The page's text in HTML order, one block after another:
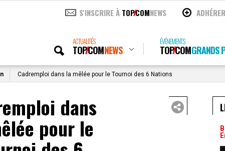
S'INSCRIRE À TOPCOMNEWS
ACTUALITÉS
TOPCOMNEWS
ÉVÉNEMENTS
TOPCOMGRANDS
Cadremploi dans la mêlée pour le Tournoi des 6 Nations
dans
pour le